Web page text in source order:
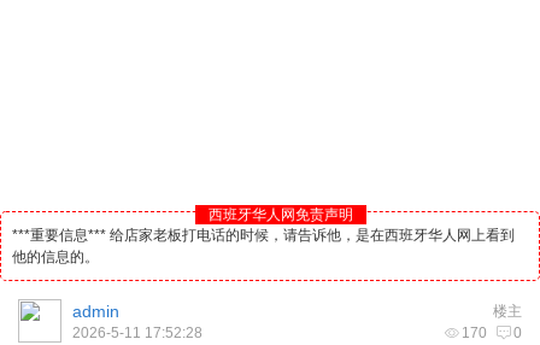
西班牙华人网免责声明
***重要信息*** 给店家老板打电话的时候，请告诉他，是在西班牙华人网上看到
他的信息的。
楼主
admin
170 0
2026-5-11 17:52:28